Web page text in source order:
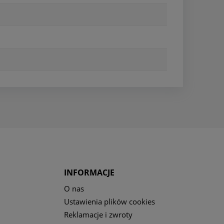
INFORMACJE
O nas
Ustawienia plików cookies
Reklamacje i zwroty